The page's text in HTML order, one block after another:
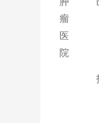
瘤
医
院